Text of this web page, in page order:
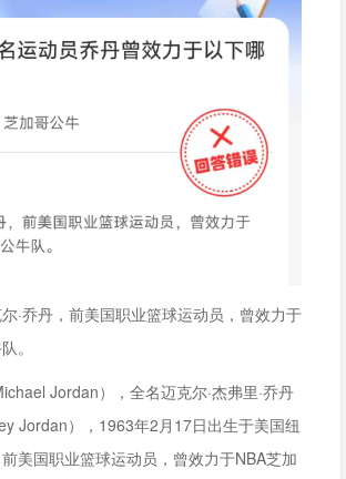
·乔丹，前美国职业篮球运动员，曾效力于
。
Jordan），全名迈克尔·杰弗里·乔丹
Jordan），1963年2月17日出生于美国纽
美国职业篮球运动员，曾效力于NBA芝加